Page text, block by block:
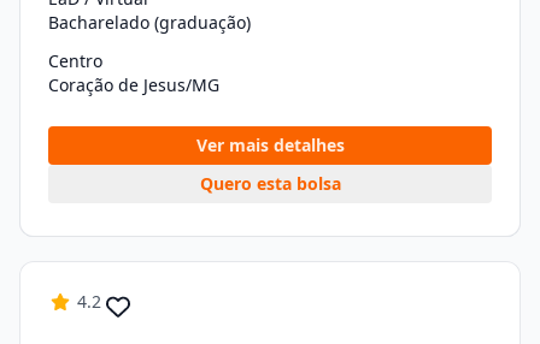
Bacharelado (graduação)
Centro
Coração de Jesus/MG
Ver mais detalhes
Quero esta bolsa
4.2